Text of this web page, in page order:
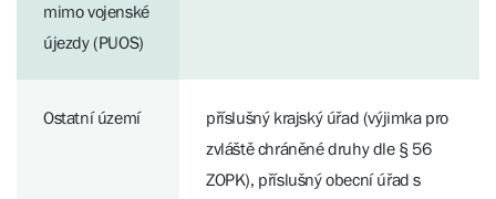
mimo vojenské
újezdy (PUOS)
Ostatní území
příslušný krajský úřad (výjimka pro
zvláště chráněné druhy dle § 56
ZOPK), příslušný obecní úřad s